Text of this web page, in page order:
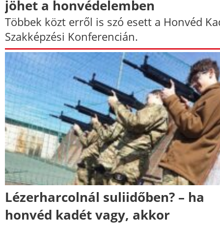
jöhet a honvédelemben
Többek közt erről is szó esett a Honvéd
Szakképzési Konferencián.
Lézerharcolnál suliidőben? – ha
honvéd kadét vagy, akkor